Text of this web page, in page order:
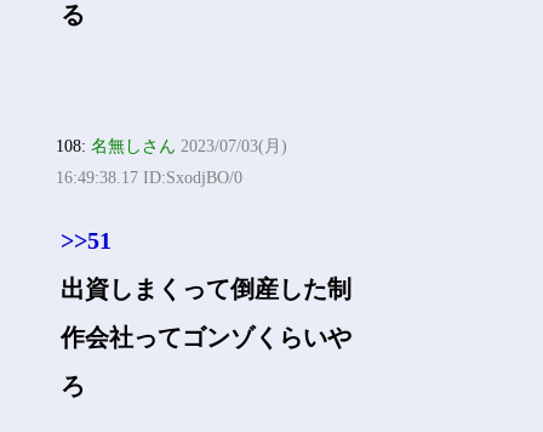
る
108:名無しさん 2023/07/03(月)
16:49:38.17 ID:SxodjBO/0
>>51
出資しまくって倒産した制
作会社ってゴンゾくらいや
ろ